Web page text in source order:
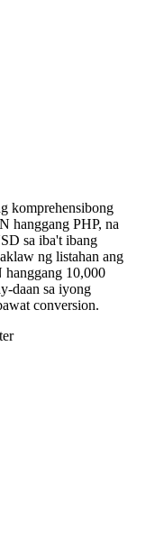
komprehensibong
hanggang PHP, na
sa iba't ibang
ng listahan ang
10,000
daan sa iyong
conversion.